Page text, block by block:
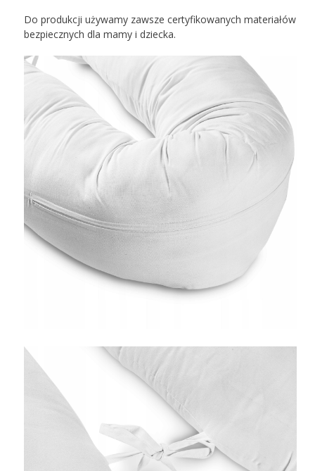
Do produkcji używamy zawsze certyfikowanych materiałów
bezpiecznych dla mamy i dziecka.